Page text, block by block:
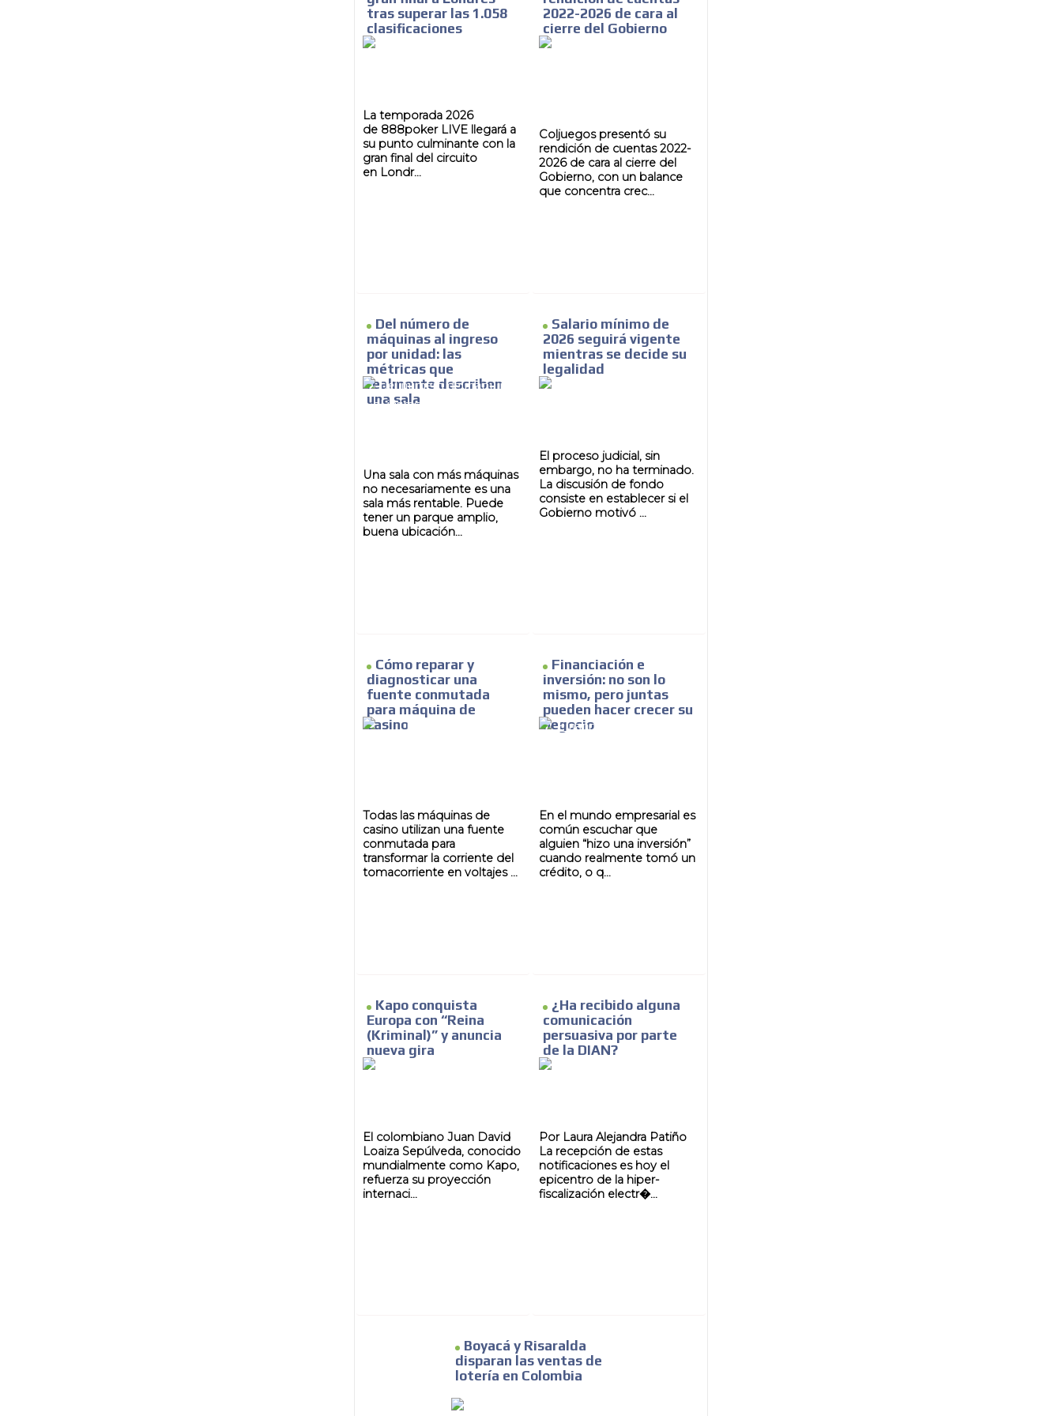
tras superar las 1.058
clasificaciones
La temporada 2026
de 888poker LIVE llegará a
su punto culminante con la
gran final del circuito
en Londr...
2022-2026 de cara al
cierre del Gobierno
Coljuegos presentó su
rendición de cuentas 2022-
2026 de cara al cierre del
Gobierno, con un balance
que concentra crec...
Del número de
máquinas al ingreso
por unidad: las
métricas que
realmente describen
una sala
Una sala con más máquinas
no necesariamente es una
sala más rentable. Puede
tener un parque amplio,
buena ubicación...
Salario mínimo de
2026 seguirá vigente
mientras se decide su
legalidad
El proceso judicial, sin
embargo, no ha terminado.
La discusión de fondo
consiste en establecer si el
Gobierno motivó ...
Cómo reparar y
diagnosticar una
fuente conmutada
para máquina de
casino
Todas las máquinas de
casino utilizan una fuente
conmutada para
transformar la corriente del
tomacorriente en voltajes ...
Financiación e
inversión: no son lo
mismo, pero juntas
pueden hacer crecer su
negocio
En el mundo empresarial es
común escuchar que
alguien “hizo una inversión”
cuando realmente tomó un
crédito, o q...
Kapo conquista
Europa con “Reina
(Kriminal)” y anuncia
nueva gira
El colombiano Juan David
Loaiza Sepúlveda, conocido
mundialmente como Kapo,
refuerza su proyección
internaci...
¿Ha recibido alguna
comunicación
persuasiva por parte
de la DIAN?
Por Laura Alejandra Patiño
La recepción de estas
notificaciones es hoy el
epicentro de la hiper-
fiscalización electr�...
Boyacá y Risaralda
disparan las ventas de
lotería en Colombia
ADS
ADVERTISEMENT
MEDIUM